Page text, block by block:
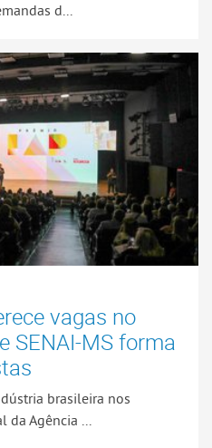
d...
vagas no
SENAI-MS forma
brasileira nos
Agência ...